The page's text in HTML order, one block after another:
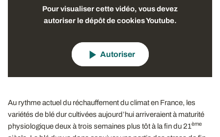
Pour visualiser cette vidéo, vous devez
autoriser le dépôt de cookies Youtube.
Autoriser
Au rythme actuel du réchauffement du climat en France, les
variétés de blé dur cultivées aujourd’hui arriveraient à maturité
physiologique deux à trois semaines plus tôt à la fin du 21ème